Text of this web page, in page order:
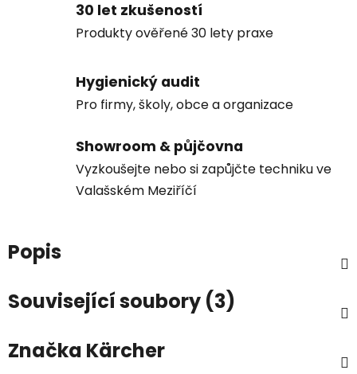
30 let zkušeností
Produkty ověřené 30 lety praxe
Hygienický audit
Pro firmy, školy, obce a organizace
Showroom & půjčovna
Vyzkoušejte nebo si zapůjčte techniku ve
Valašském Meziříčí
Popis
Související soubory (3)
Značka Kärcher